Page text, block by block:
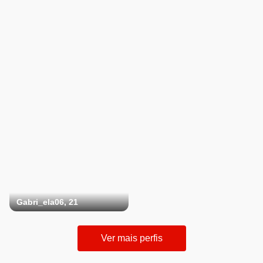
Gabri_ela06, 21
Ver mais perfis